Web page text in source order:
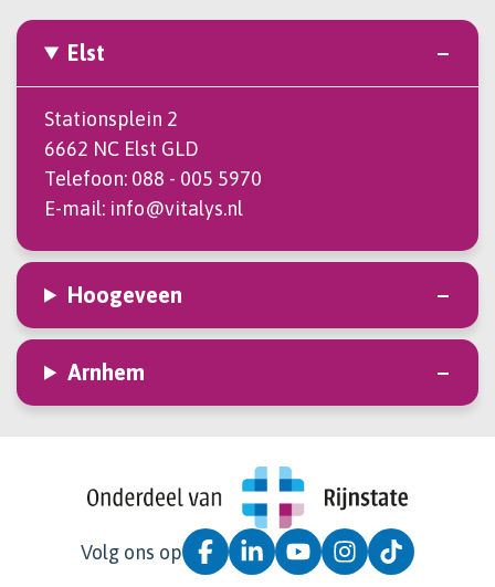
Elst
Stationsplein 2
6662 NC Elst GLD
Telefoon: 088 - 005 5970
E-mail: info@vitalys.nl
Hoogeveen
Arnhem
Volg ons op